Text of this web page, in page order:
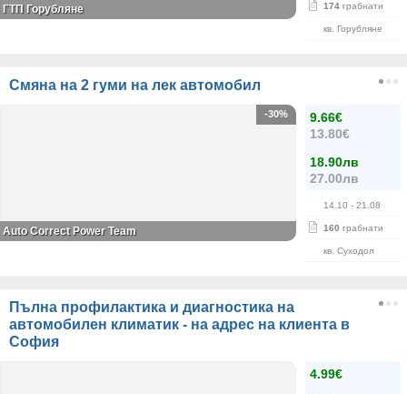
174 грабнати
кв. Горубляне
ГТП Горубляне
Смяна на 2 гуми на лек автомобил
9.66€
13.80€
18.90лв
27.00лв
14.10 - 21.08
160 грабнати
кв. Суходол
-30%
Auto Correct Power Теаm
Пълна профилактика и диагностика на
автомобилен климатик - на адрес на клиента в
София
4.99€